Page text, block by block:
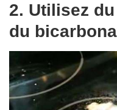
2. Utilisez
du